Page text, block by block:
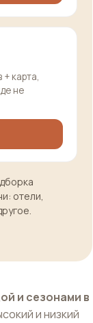
карта,
не
отели,
и сезонами в
и низкий